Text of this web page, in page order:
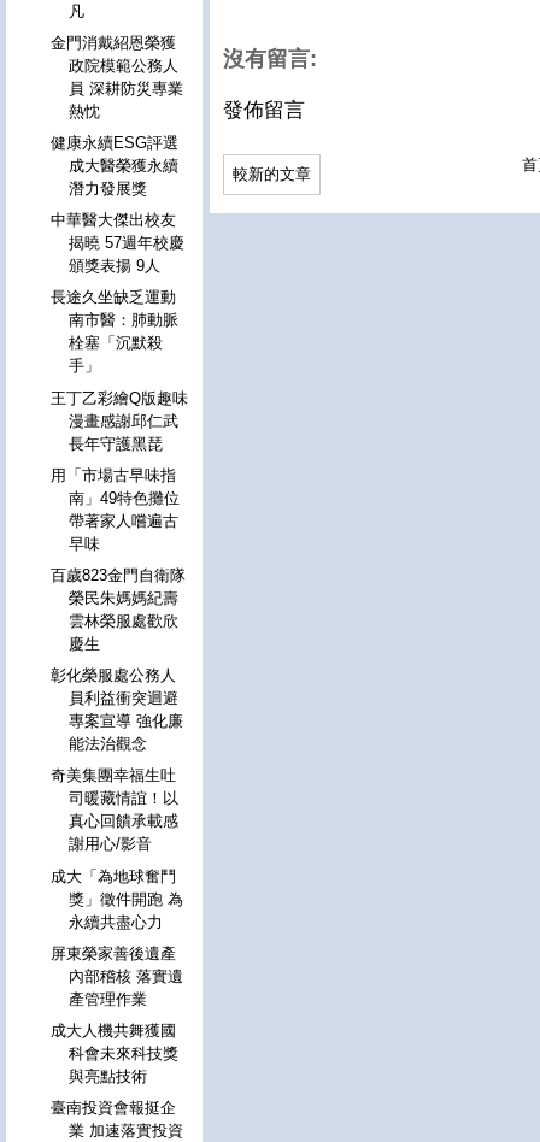
沒有留言:
發佈留言
較新的文章
凡
金門消戴紹恩榮獲
政院模範公務人
員 深耕防災專業
熱忱
健康永續ESG評選
成大醫榮獲永續
潛力發展獎
中華醫大傑出校友
揭曉 57週年校慶
頒獎表揚 9人
長途久坐缺乏運動
南市醫：肺動脈
栓塞「沉默殺
手」
王丁乙彩繪Q版趣味
漫畫感謝邱仁武
長年守護黑琵
用「市場古早味指
南」49特色攤位
帶著家人嚐遍古
早味
百歲823金門自衛隊
榮民朱媽媽紀壽
雲林榮服處歡欣
慶生
彰化榮服處公務人
員利益衝突迴避
專案宣導 強化廉
能法治觀念
奇美集團幸福生吐
司暖藏情誼！以
真心回饋承載感
謝用心/影音
成大「為地球奮鬥
獎」徵件開跑 為
永續共盡心力
屏東榮家善後遺產
內部稽核 落實遺
產管理作業
成大人機共舞獲國
科會未來科技獎
與亮點技術
臺南投資會報挺企
業 加速落實投資